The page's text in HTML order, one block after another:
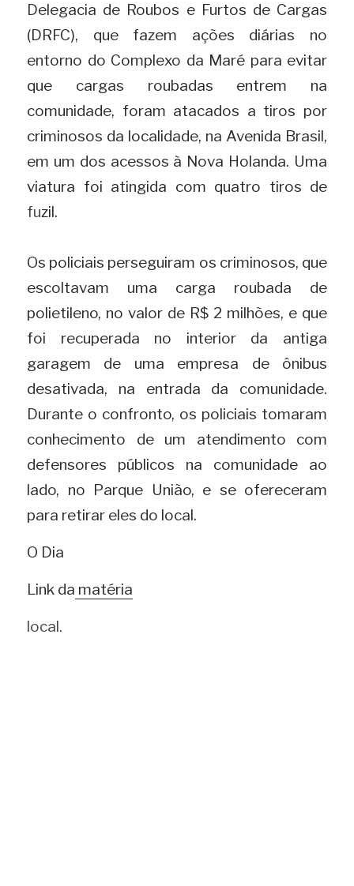
Delegacia de Roubos e Furtos de Cargas
(DRFC), que fazem ações diárias no
entorno do Complexo da Maré para evitar
que cargas roubadas entrem na
comunidade, foram atacados a tiros por
criminosos da localidade, na Avenida Brasil,
em um dos acessos à Nova Holanda. Uma
fuzil.
Os policiais perseguiram os criminosos, que
escoltavam uma carga roubada de
polietileno, no valor de R$ 2 milhões, e que
foi recuperada no interior da antiga
garagem de uma empresa de ônibus
desativada, na entrada da comunidade.
Durante o confronto, os policiais tomaram
conhecimento de um atendimento com
defensores públicos na comunidade ao
lado, no Parque União, e se ofereceram
para retirar eles do local.
O Dia
Link da matéria
local.